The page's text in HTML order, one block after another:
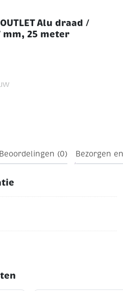
Alu draad /
25 meter
Beoordelingen (0) Bezorgen